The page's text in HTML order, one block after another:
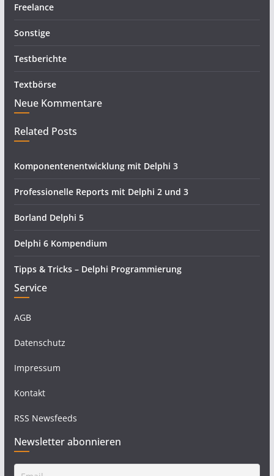
Freelance
Sonstige
Testberichte
Textbörse
Neue Kommentare
Related Posts
Komponentenentwicklung mit Delphi 3
Professionelle Reports mit Delphi 2 und 3
Borland Delphi 5
Delphi 6 Kompendium
Tipps & Tricks – Delphi Programmierung
Service
AGB
Datenschutz
Impressum
Kontakt
RSS Newsfeeds
Newsletter abonnieren